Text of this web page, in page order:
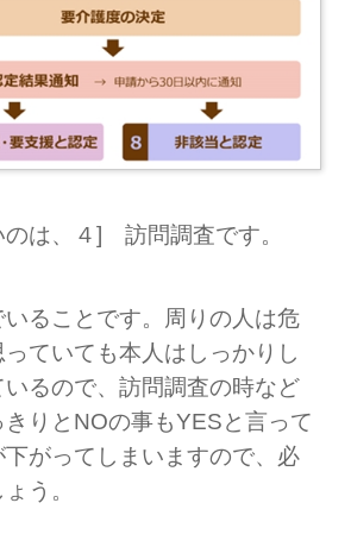
は、４] 訪問調査です。
ることです。周りの人は危
ていても本人はしっかりし
るので、訪問調査の時など
りとNOの事もYESと言って
下がってしまいますので、必
う。